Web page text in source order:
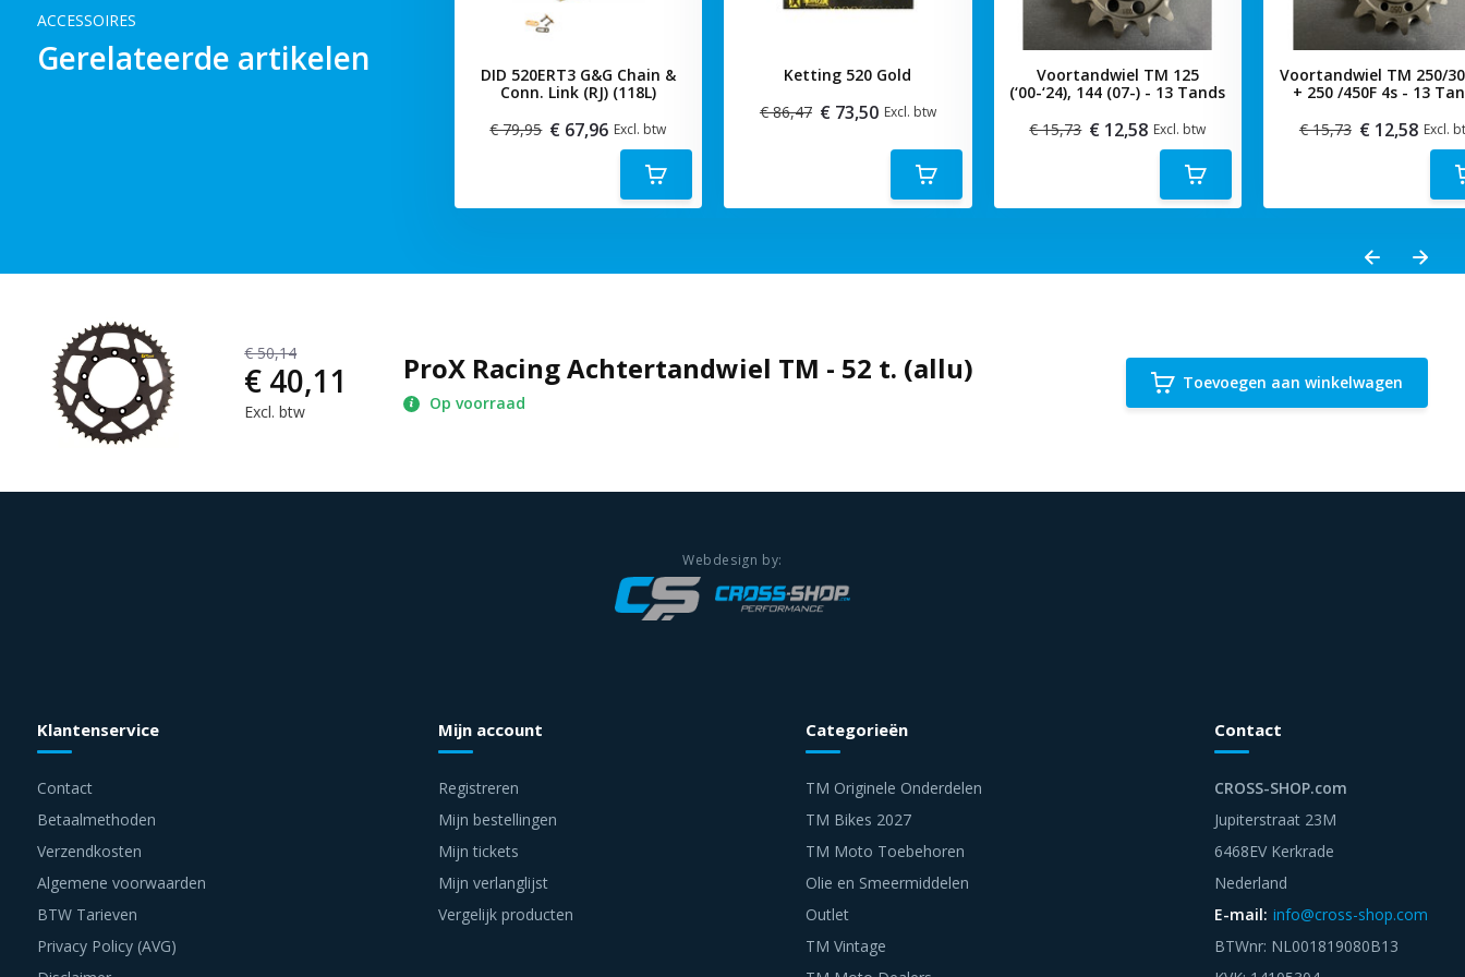
ACCESSOIRES
Gerelateerde artikelen
DID 520ERT3 G&G Chain &
Conn. Link (RJ) (118L)
€ 79,95 € 67,96 Excl. btw
Ketting 520 Gold
€ 86,47 € 73,50 Excl. btw
Voortandwiel TM 125
(‘00-‘24), 144 (07-) - 13 Tands
€ 15,73 € 12,58 Excl. btw
Voortandwiel TM 250/
+ 250 /450F 4s - 13
€ 15,73 € 12,58 Excl.
€ 50,14
€ 40,11
Excl. btw
ProX Racing Achtertandwiel TM - 52 t. (allu)
Op voorraad
Toevoegen aan winkelwagen
Klantenservice
Contact
Betaalmethoden
Verzendkosten
Algemene voorwaarden
BTW Tarieven
Privacy Policy (AVG)
Mijn account
Registreren
Mijn bestellingen
Mijn tickets
Mijn verlanglijst
Vergelijk producten
Categorieën
TM Originele Onderdelen
TM Bikes 2027
TM Moto Toebehoren
Olie en Smeermiddelen
Outlet
TM Vintage
Contact
CROSS-SHOP.com
Jupiterstraat 23M
6468EV Kerkrade
Nederland
E-mail: info@cross-shop.com
BTWnr: NL001819080B13